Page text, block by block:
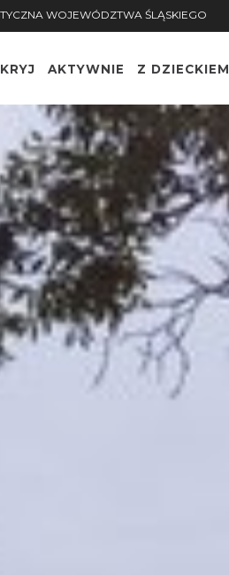
WOJEWÓDZTWA ŚLĄSKIEGO
AKTYWNIE Z DZIECKIEM